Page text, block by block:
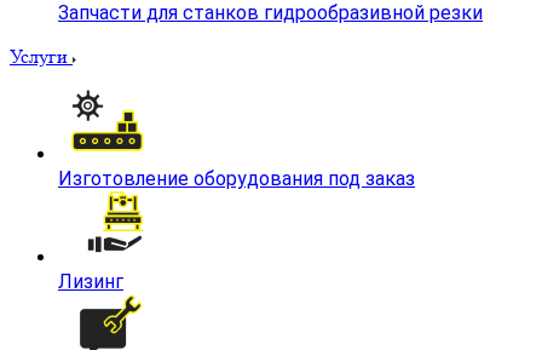
Запчасти для станков гидрообразивной резки
Услуги
Изготовление оборудования под заказ
Лизинг